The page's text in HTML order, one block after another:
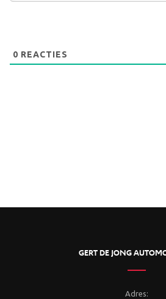
0 REACTIES
GERT DE JONG
Adres: